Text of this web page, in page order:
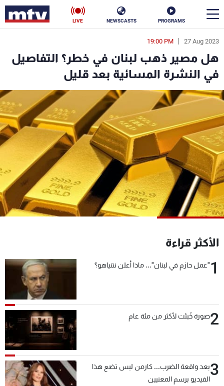
PROGRAMS
NEWSCASTS
LIVE
27 Aug 2023
19:00 PM
هل مصير ذهب لبنان في خطر؟ التفاصيل
في النشرة المسائية بعد قليل
الأكثر قراءة
1"عمل حازم في لبنان"... ماذا أعلن نتنياهو؟
2صورة خُبئت لأكثر من مئة عام
3بعد واقعة الضرب... كارمن لبس تضع هذا
الفيديو برسم المعنيين
en
الأخبار
سياسة ناس
إقتصاد فن
منوعات رياضة
كأس العالم
البرامج
جدول البرامج
شاهد البرامج
الترددات
شروط الإسـتخدام
سياسة الخصوصية